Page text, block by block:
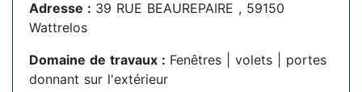
Adresse : 39 RUE BEAUREPAIRE , 59150
Wattrelos
Domaine de travaux : Fenêtres | volets | portes
donnant sur l'extérieur